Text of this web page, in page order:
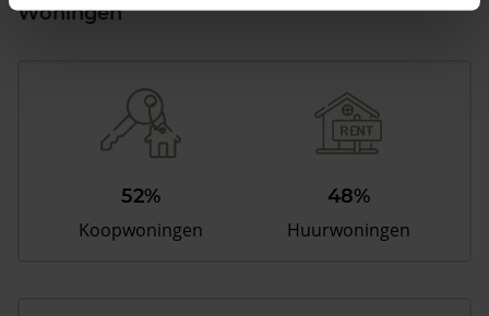
Woningen
52%
Koopwoningen
48%
Huurwoningen